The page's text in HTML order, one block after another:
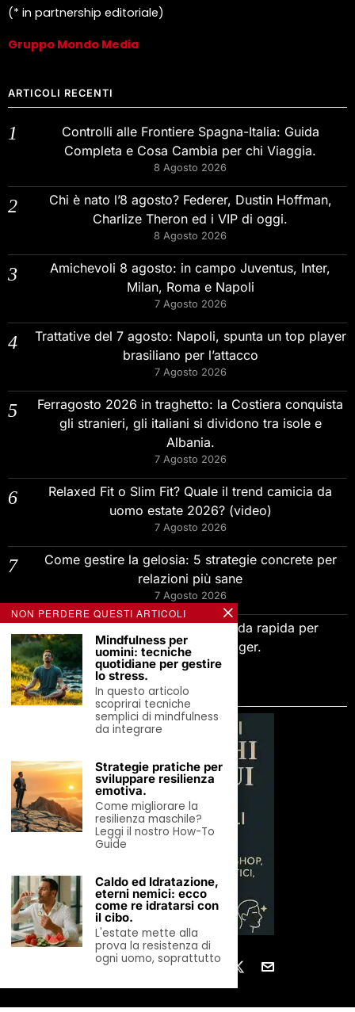
(* in partnership editoriale)
Gruppo Mondo Media
ARTICOLI RECENTI
Controlli alle Frontiere Spagna-Italia: Guida
Completa e Cosa Cambia per chi Viaggia.
8 Agosto 2026
Chi è nato l’8 agosto? Federer, Dustin Hoffman,
Charlize Theron ed i VIP di oggi.
8 Agosto 2026
Amichevoli 8 agosto: in campo Juventus, Inter,
Milan, Roma e Napoli
7 Agosto 2026
Trattative del 7 agosto: Napoli, spunta un top player
brasiliano per l’attacco
7 Agosto 2026
Ferragosto 2026 in traghetto: la Costiera conquista
gli stranieri, gli italiani si dividono tra isole e
Albania.
7 Agosto 2026
Relaxed Fit o Slim Fit? Quale il trend camicia da
uomo estate 2026? (video)
7 Agosto 2026
Come gestire la gelosia: 5 strategie concrete per
relazioni più sane
7 Agosto 2026
Adaptive Leadership e AI: guida rapida per
imprenditori e manager.
7 Agosto 2026
SCOPRI LA DIRECTORY
NON PERDERE QUESTI ARTICOLI
Mindfulness per
uomini: tecniche
quotidiane per gestire
lo stress.
In questo articolo
scoprirai tecniche
semplici di mindfulness
da integrare
Strategie pratiche per
sviluppare resilienza
emotiva.
Come migliorare la
resilienza maschile?
Leggi il nostro How-To
Guide
Caldo ed Idratazione,
eterni nemici: ecco
come re idratarsi con
il cibo.
L'estate mette alla
prova la resistenza di
ogni uomo, soprattutto